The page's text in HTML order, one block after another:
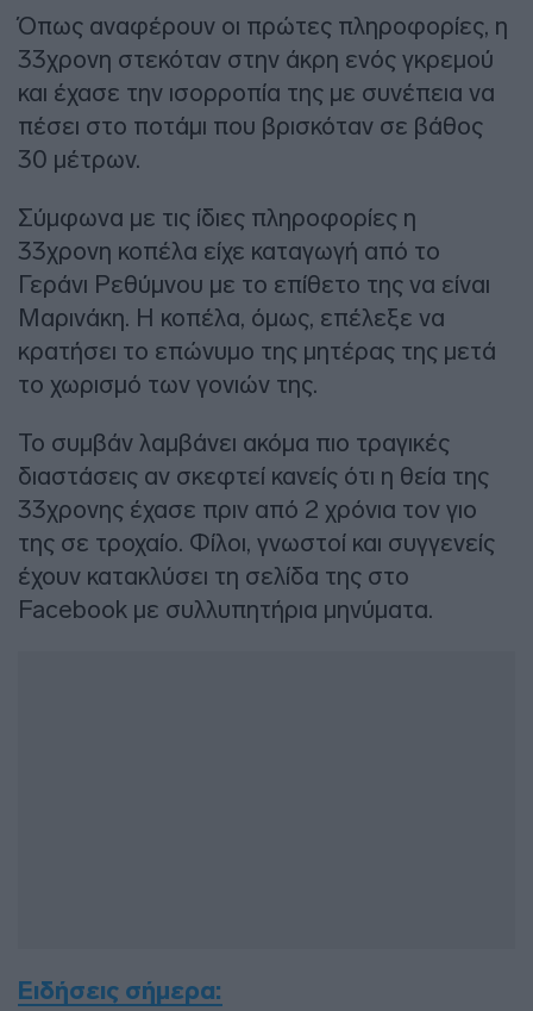
Όπως αναφέρουν οι πρώτες πληροφορίες, η
33χρονη στεκόταν στην άκρη ενός γκρεμού
και έχασε την ισορροπία της με συνέπεια να
πέσει στο ποτάμι που βρισκόταν σε βάθος
30 μέτρων.
Σύμφωνα με τις ίδιες πληροφορίες η
33χρονη κοπέλα είχε καταγωγή από το
Γεράνι Ρεθύμνου με το επίθετο της να είναι
Μαρινάκη. Η κοπέλα, όμως, επέλεξε να
κρατήσει το επώνυμο της μητέρας της μετά
το χωρισμό των γονιών της.
Το συμβάν λαμβάνει ακόμα πιο τραγικές
διαστάσεις αν σκεφτεί κανείς ότι η θεία της
33χρονης έχασε πριν από 2 χρόνια τον γιο
της σε τροχαίο. Φίλοι, γνωστοί και συγγενείς
έχουν κατακλύσει τη σελίδα της στο
Facebook με συλλυπητήρια μηνύματα.
Ειδήσεις σήμερα: